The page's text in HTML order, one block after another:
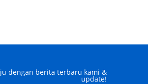
dengan berita terbaru kami &
update!